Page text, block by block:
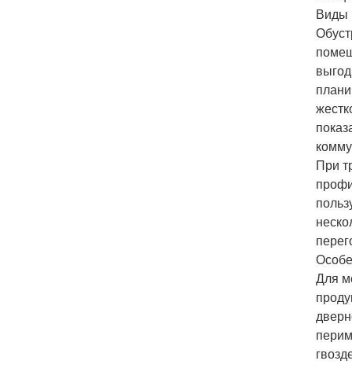
Виды
При
Для